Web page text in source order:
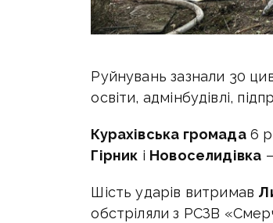
Руйнувань зазнали 30
освіти, адмінбудівлі,
Курахівська громада6
Гірник і Новоселидівка
Шість ударів витримав
обстріляли з РСЗВ